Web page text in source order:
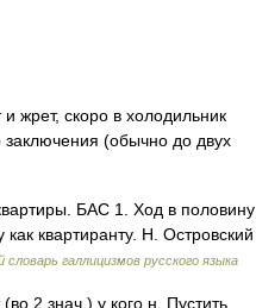
скоро в холодильник
(обычно до двух
БАС 1. Ход в половину
квартиранту. Н. Островский
словарь галлицизмов русского языка
2 знач.) у кого н. Пустить